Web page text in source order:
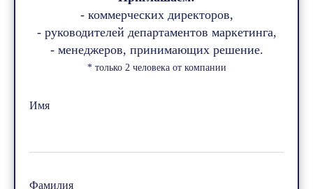
- коммерческих директоров,
- руководителей департаментов маркетинга,
- менеджеров, принимающих решение.
* только 2 человека от компании
Имя
Фамилия